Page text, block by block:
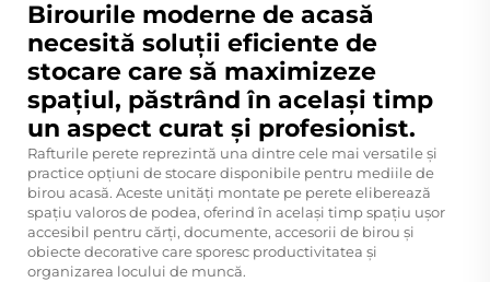
Birourile moderne de acasă
necesită soluții eficiente de
stocare care să maximizeze
spațiul, păstrând în același timp
un aspect curat și profesionist.
Rafturile perete reprezintă una dintre cele mai versatile și
practice opțiuni de stocare disponibile pentru mediile de
birou acasă. Aceste unități montate pe perete eliberează
spațiu valoros de podea, oferind în același timp spațiu ușor
accesibil pentru cărți, documente, accesorii de birou și
obiecte decorative care sporesc productivitatea și
organizarea locului de muncă.